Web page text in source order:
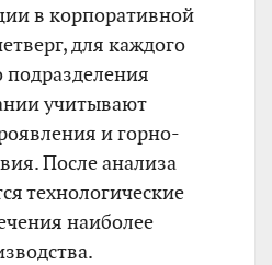
в корпоративной
для каждого
подразделения
учитывают
и горно-
После анализа
технологические
наиболее